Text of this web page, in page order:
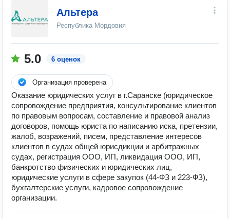
Альтера
Республика Мордовия
5.0 6 оценок
Организация проверена
Оказание юридических услуг в г.Саранске (юридическое
сопровождение предприятия, консультирование клиентов
по правовым вопросам, составление и правовой анализ
договоров, помощь юриста по написанию иска, претензии,
жалоб, возражений, писем, представление интересов
клиентов в судах общей юрисдикции и арбитражных
судах, регистрация ООО, ИП, ликвидация ООО, ИП,
банкротство физических и юридических лиц,
юридические услуги в сфере закупок (44-ФЗ и 223-ФЗ),
бухгалтерские услуги, кадровое сопровождение
организации.